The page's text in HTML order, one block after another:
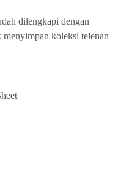
dilengkapi dengan
koleksi telenan